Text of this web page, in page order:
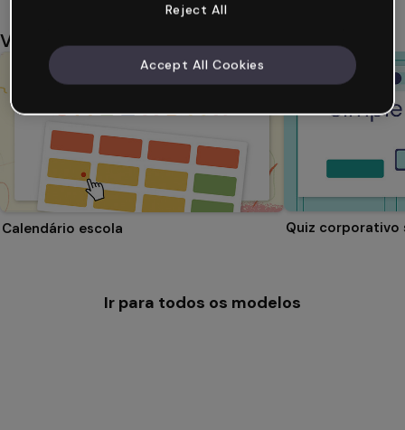
Você também pode gostar
Calendário escola Quiz corporativo
Ir para todos os modelos
Reject All
Accept All Cookies